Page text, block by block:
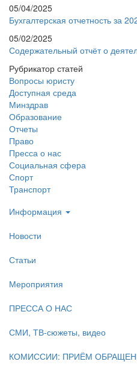
05/04/2025
Бухгалтерская отчетность за
05/02/2025
Содержательный отчёт о
Рубрикатор статей
Вопросы юристу
Доступная среда
Минздрав
Образование
Отчеты
Право
Пресса о нас
Социальная сфера
Спорт
Транспорт
Информация
Новости
Статьи
Мероприятия
ПРЕССА О НАС
СМИ, ТВ-сюжеты, видео
КОМИССИИ: ПРИЁМ